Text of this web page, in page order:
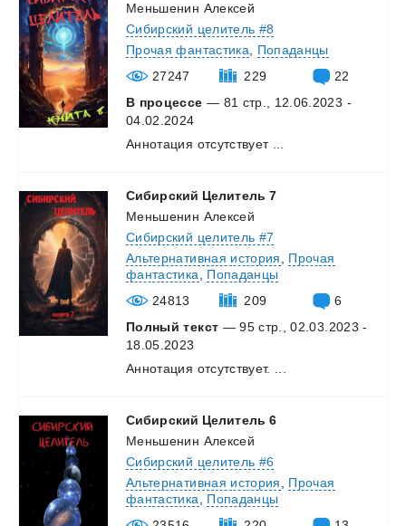
Меньшенин Алексей
Сибирский целитель #8
Прочая фантастика
Попаданцы
27247
229
22
В процессе — 81 стр., 12.06.2023 -
04.02.2024
Аннотация отсутствует
Сибирский Целитель 7
Меньшенин Алексей
Сибирский целитель #7
Альтернативная история
Прочая
фантастика
Попаданцы
24813
209
6
Полный текст — 95 стр., 02.03.2023 -
18.05.2023
Аннотация отсутствует.
Сибирский Целитель 6
Меньшенин Алексей
Сибирский целитель #6
Альтернативная история
Прочая
фантастика
Попаданцы